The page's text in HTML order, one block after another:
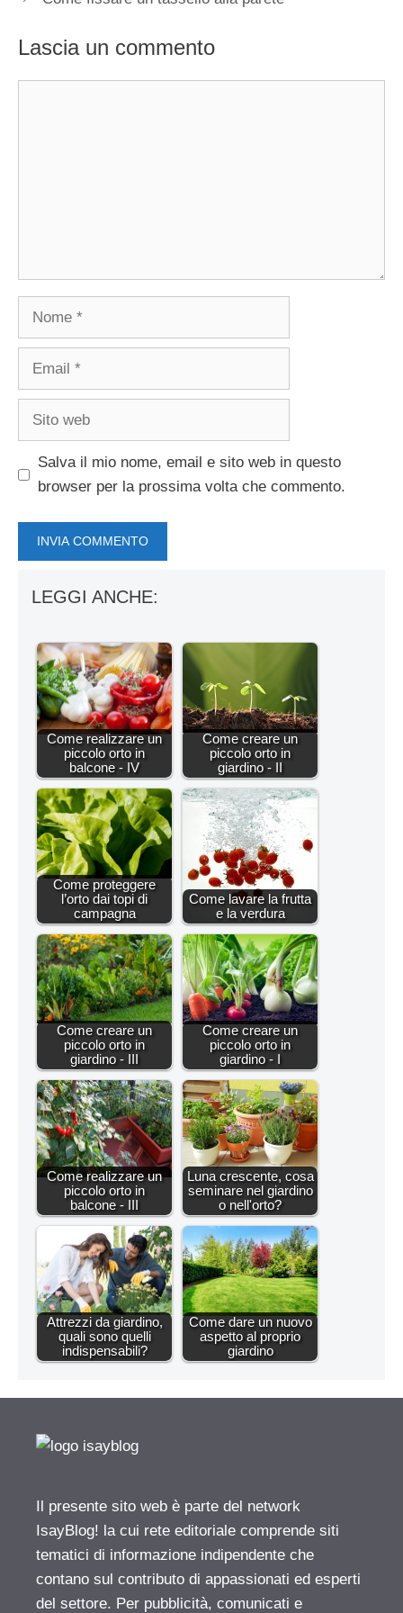
Lascia un commento
Nome
Email
Sito
Salva il mio nome, email e sito web in questo
browser per la prossima volta che commento.
LEGGI ANCHE:
Come realizzare un
piccolo orto in
balcone - IV
Come creare un
piccolo orto in
giardino - II
Come proteggere
l’orto dai topi di
campagna
Come lavare la frutta
e la verdura
Come creare un
piccolo orto in
giardino - III
Come creare un
piccolo orto in
giardino - I
Come realizzare un
piccolo orto in
balcone - III
Luna crescente, cosa
seminare nel giardino
o nell'orto?
Attrezzi da giardino,
quali sono quelli
indispensabili?
Come dare un nuovo
aspetto al proprio
giardino
Il presente sito web è parte del network
IsayBlog! la cui rete editoriale comprende siti
tematici di informazione indipendente che
contano sul contributo di appassionati ed esperti
del settore. Per pubblicità, comunicati e